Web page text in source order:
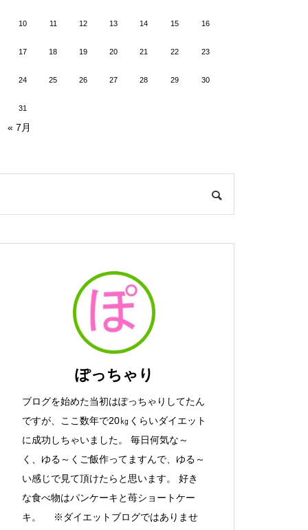
10 11 12 13 14 15 16
17 18 19 20 21 22 23
24 25 26 27 28 29 30
31
« 7月
ぽっちゃり
ブログを始めた当初はぽっちゃりしてたん
ですが、ここ数年で20㎏くらいダイエット
に成功しちゃいました。 毎日何気な～
く、ゆる～くご飯作ってますんで、ゆる～
い感じで見て頂けたらと思います。 好き
な食べ物はパンケーキと苺ショートケー
キ。 ※ダイエットブログではありませ